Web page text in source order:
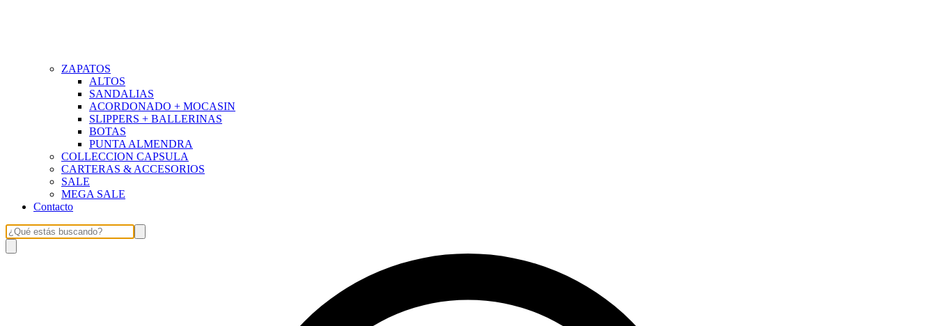
ZAPATOS
ALTOS
SANDALIAS
ACORDONADO + MOCASIN
SLIPPERS + BALLERINAS
BOTAS
PUNTA ALMENDRA
COLLECCION CAPSULA
CARTERAS & ACCESORIOS
SALE
MEGA SALE
Contacto